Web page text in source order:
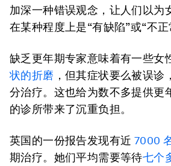
加深一种错误观念，让人们以为
在某种程度上是“有缺陷”或“不正
缺乏更年期专家意味着有一些女
状的折磨 ，但其症状要么被误诊
分治疗。这也给为数不多提供更
的诊所带来了沉重负担。
英国的一份报告发现有近 7000
期治疗。她们平均需要等待七个